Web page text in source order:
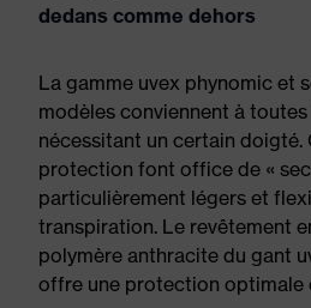
dedans comme dehors
La gamme uvex phynomic et
modèles conviennent à
nécessitant un certain doigté.
protection font office de «
particulièrement légers et
transpiration. Le revêtement
polymère anthracite du gant
offre une protection optimale